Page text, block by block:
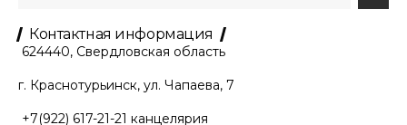
Контактная информация
624440, Свердловская область
г. Краснотурьинск, ул. Чапаева, 7
+7(922) 617-21-21 канцелярия